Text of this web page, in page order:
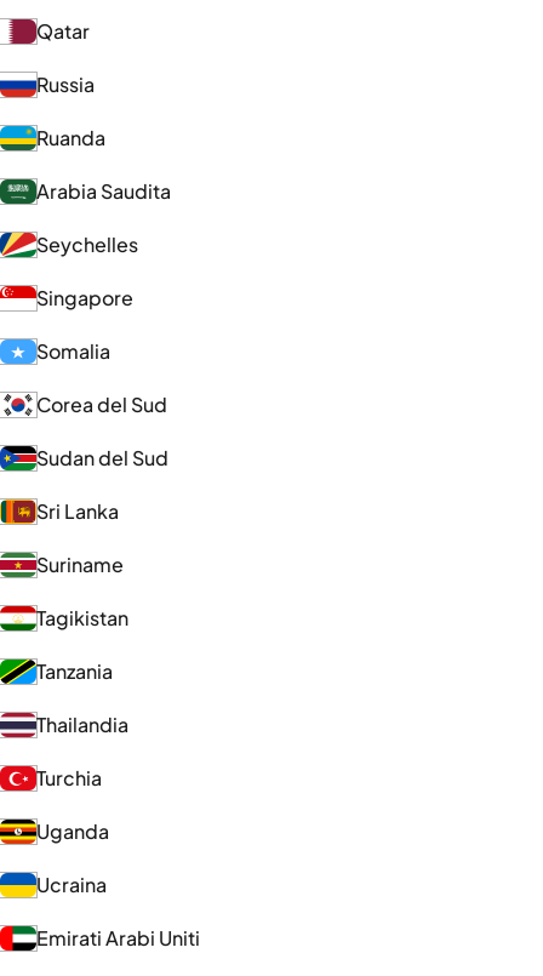
Qatar
Russia
Ruanda
Arabia Saudita
Seychelles
Singapore
Somalia
Corea del Sud
Sudan del Sud
Sri Lanka
Suriname
Tagikistan
Tanzania
Thailandia
Turchia
Uganda
Ucraina
Emirati Arabi Uniti